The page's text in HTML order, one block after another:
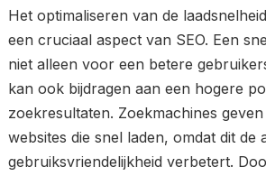
Het optimaliseren van de
een cruciaal aspect van SEO. Een
niet alleen voor een betere
kan ook bijdragen aan een hogere
zoekresultaten. Zoekmachines
websites die snel laden, omdat dit de
gebruiksvriendelijkheid verbetert.